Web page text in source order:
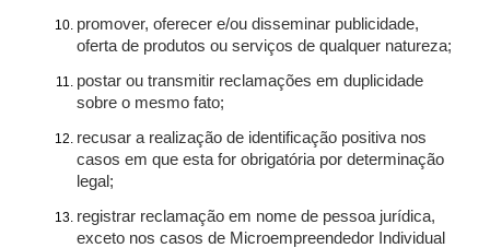
promover, oferecer e/ou disseminar publicidade,
oferta de produtos ou serviços de qualquer natureza;
postar ou transmitir reclamações em duplicidade
sobre o mesmo fato;
recusar a realização de identificação positiva nos
casos em que esta for obrigatória por determinação
legal;
registrar reclamação em nome de pessoa jurídica,
exceto nos casos de Microempreendedor Individual